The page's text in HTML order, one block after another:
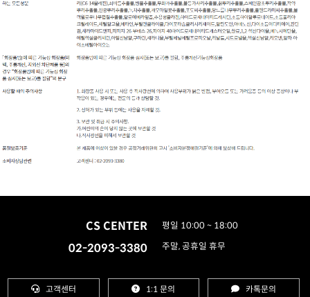
CS CENTER
02-2093-3380
평일 10:00 ~ 18:00
주말, 공휴일 휴무
고객센터 1:1 문의 카톡문의